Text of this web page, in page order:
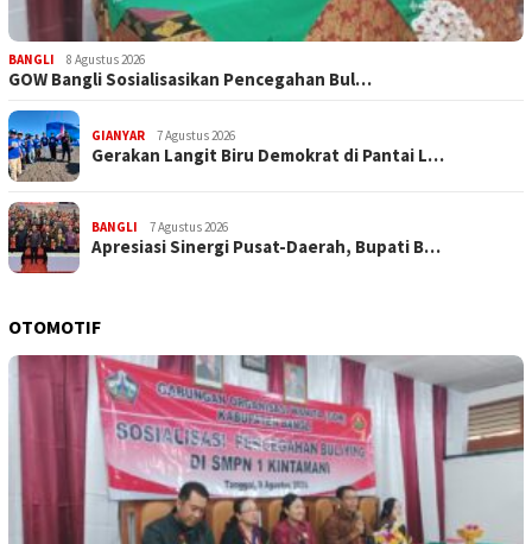
BANGLI 8 Agustus 2026
GOW Bangli Sosialisasikan Pencegahan Bul…
GIANYAR 7 Agustus 2026
Gerakan Langit Biru Demokrat di Pantai L…
BANGLI 7 Agustus 2026
Apresiasi Sinergi Pusat-Daerah, Bupati B…
OTOMOTIF